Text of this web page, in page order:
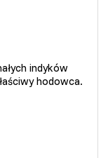
indyków
hodowca.